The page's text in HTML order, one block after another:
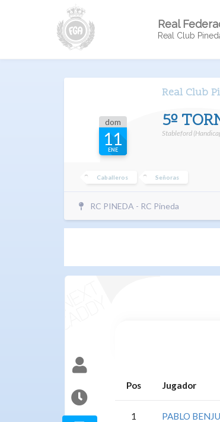
Real
Real Club
Real Club
dom
11
ENE
5º
Stableford
Caballeros Señoras
RC PINEDA - RC Pineda
Pos Jugador
1 PABLO